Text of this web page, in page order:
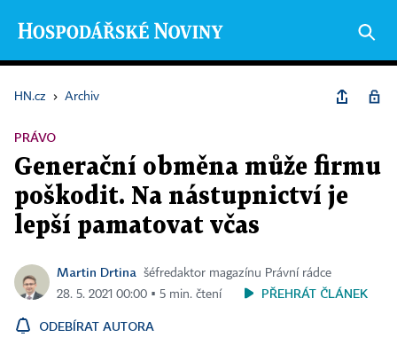
HN.cz › Archiv
PRÁVO
Generační obměna může firmu
poškodit. Na nástupnictví je
lepší pamatovat včas
Martin Drtina
šéfredaktor magazínu Právní rádce
28. 5. 2021 00:00 ▪ 5 min. čtení
PŘEHRÁT ČLÁNEK
ODEBÍRAT AUTORA